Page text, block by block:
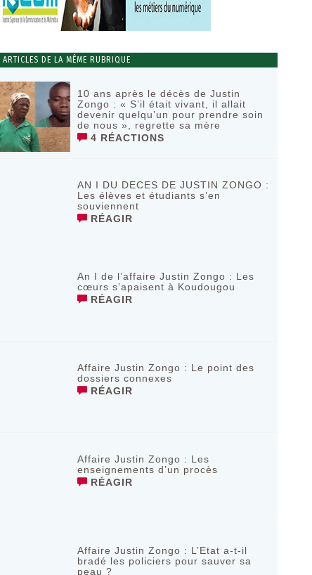
ARTICLES DE LA MÊME RUBRIQUE
10 ans après le décès de Justin
Zongo : « S’il était vivant, il allait
devenir quelqu’un pour prendre soin
de nous », regrette sa mère
4 RÉACTIONS
AN I DU DECES DE JUSTIN ZONGO :
Les élèves et étudiants s’en
souviennent
RÉAGIR
An I de l’affaire Justin Zongo : Les
cœurs s’apaisent à Koudougou
RÉAGIR
Affaire Justin Zongo : Le point des
dossiers connexes
RÉAGIR
Affaire Justin Zongo : Les
enseignements d’un procès
RÉAGIR
Affaire Justin Zongo : L’Etat a-t-il
bradé les policiers pour sauver sa
peau ?